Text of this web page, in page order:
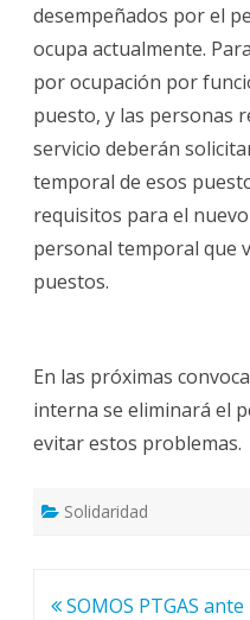
desempeñados por el
ocupa actualmente.
por ocupación por
puesto, y las personas
servicio deberán
temporal de esos
requisitos para el
personal temporal que
puestos.
En las próximas
interna se eliminará el
evitar estos problemas.
Solidaridad
Navegación
SOMOS PTGAS ante